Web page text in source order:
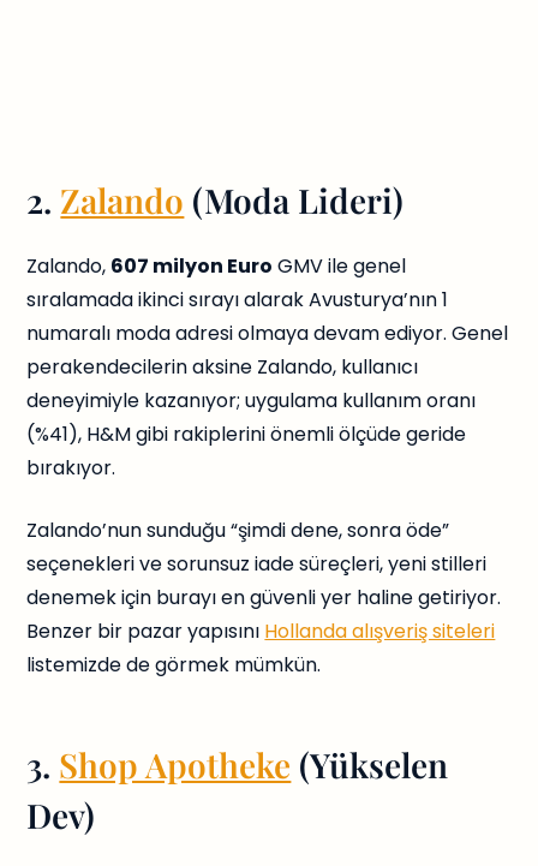
2. Zalando (Moda Lideri)
Zalando, 607 milyon Euro GMV ile genel
sıralamada ikinci sırayı alarak Avusturya’nın 1
numaralı moda adresi olmaya devam ediyor. Genel
perakendecilerin aksine Zalando, kullanıcı
deneyimiyle kazanıyor; uygulama kullanım oranı
(%41), H&M gibi rakiplerini önemli ölçüde geride
bırakıyor.
Zalando’nun sunduğu “şimdi dene, sonra öde”
seçenekleri ve sorunsuz iade süreçleri, yeni stilleri
denemek için burayı en güvenli yer haline getiriyor.
Benzer bir pazar yapısını Hollanda alışveriş siteleri
listemizde de görmek mümkün.
3. Shop Apotheke (Yükselen
Dev)